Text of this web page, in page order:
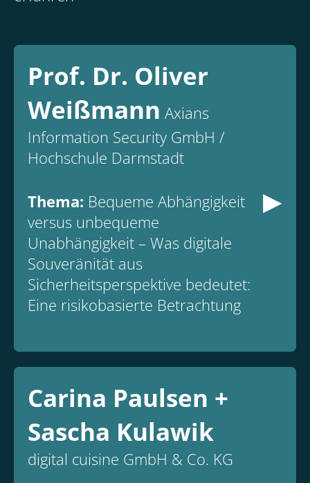
▸
Prof. Dr. Oliver
Weißmann Axians
Information Security GmbH /
Hochschule Darmstadt
Thema: Bequeme Abhängigkeit
versus unbequeme
Unabhängigkeit – Was digitale
Souveränität aus
Sicherheitsperspektive bedeutet:
Eine risikobasierte Betrachtung
Carina Paulsen +
Sascha Kulawik
digital cuisine GmbH & Co. KG